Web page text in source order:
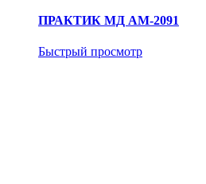
ПРАКТИК МД АМ-2091
Быстрый просмотр